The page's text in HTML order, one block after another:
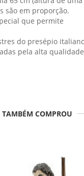
são em proporção.
que permite
do presépio
pela alta qualidade
COMPROU